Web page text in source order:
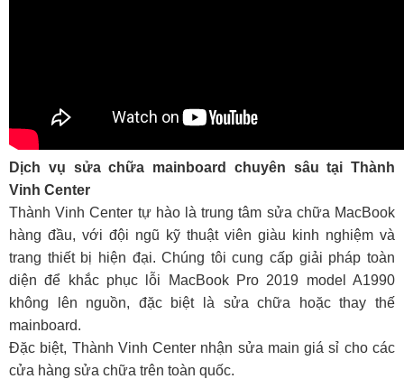
Dịch vụ sửa chữa mainboard chuyên sâu tại Thành
Vinh Center
Thành Vinh Center tự hào là trung tâm sửa chữa MacBook
hàng đầu, với đội ngũ kỹ thuật viên giàu kinh nghiệm và
trang thiết bị hiện đại. Chúng tôi cung cấp giải pháp toàn
diện để khắc phục lỗi MacBook Pro 2019 model A1990
không lên nguồn, đặc biệt là sửa chữa hoặc thay thế
mainboard.
Đặc biệt, Thành Vinh Center nhận sửa main giá sỉ cho các
cửa hàng sửa chữa trên toàn quốc.